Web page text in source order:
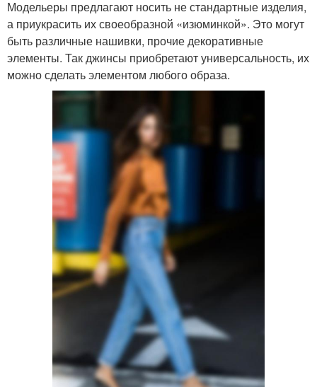
Модельеры предлагают носить не стандартные изделия,
а приукрасить их своеобразной «изюминкой». Это могут
быть различные нашивки, прочие декоративные
элементы. Так джинсы приобретают универсальность, их
можно сделать элементом любого образа.